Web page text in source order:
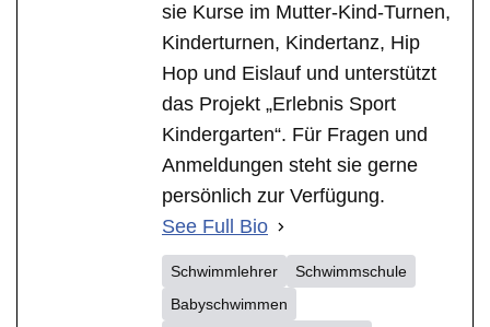
sie Kurse im Mutter-Kind-Turnen,
Kinderturnen, Kindertanz, Hip
Hop und Eislauf und unterstützt
das Projekt „Erlebnis Sport
Kindergarten“. Für Fragen und
Anmeldungen steht sie gerne
persönlich zur Verfügung.
See Full Bio
Schwimmlehrer
Schwimmschule
Babyschwimmen